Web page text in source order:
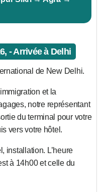
- Arrivée à Delhi
de New Delhi.
et la
notre représentant
du terminal pour votre
vers votre hôtel.
installation. L’heure
à 14h00 et celle du